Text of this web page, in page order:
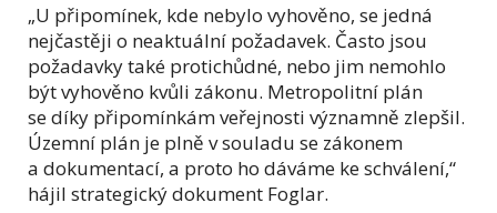
„U připomínek, kde nebylo vyhověno, se jedná
nejčastěji o neaktuální požadavek. Často jsou
požadavky také protichůdné, nebo jim nemohlo
být vyhověno kvůli zákonu. Metropolitní plán
se díky připomínkám veřejnosti významně zlepšil.
Územní plán je plně v souladu se zákonem
a dokumentací, a proto ho dáváme ke schválení,“
hájil strategický dokument Foglar.